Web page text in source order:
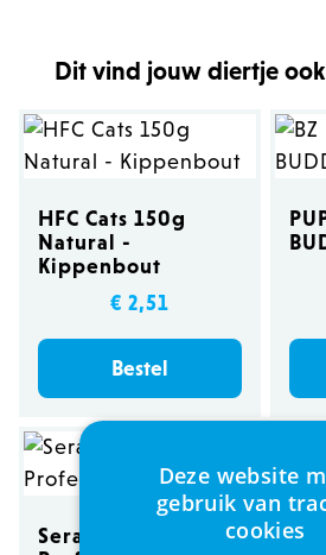
Dit vind jouw diertje
HFC Cats 150g
Natural -
Kippenbout
€ 2,51
Bestel
Sera siporax mini
Deze website
gebruik van
cookies